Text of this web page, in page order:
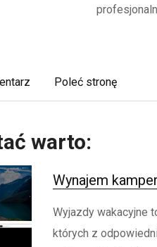
Poleć stronę
warto:
Wynajem
Wyjazdy wakacyjne
których z